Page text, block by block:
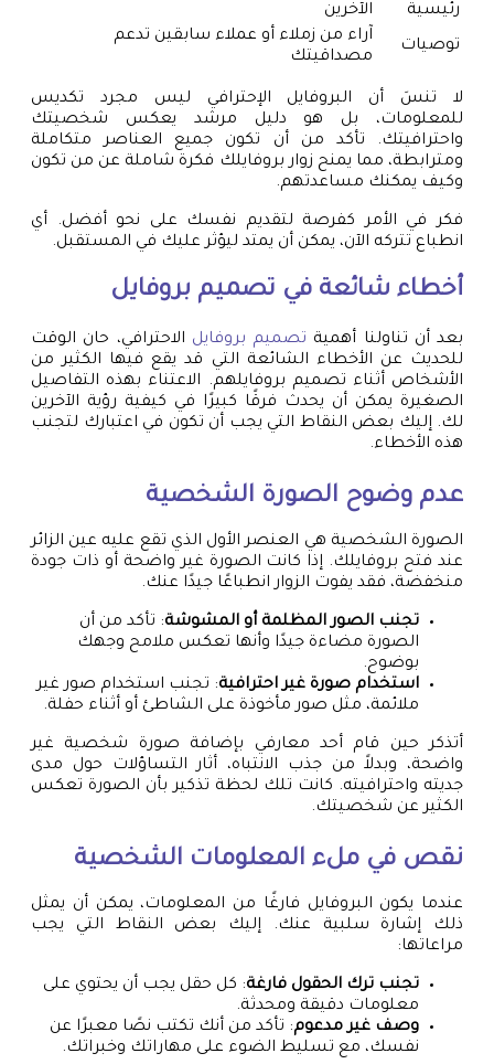
رئيسية
الآخرين
توصيات
آراء من زملاء أو عملاء سابقين تدعم
مصداقيتك
لا تنسَ أن البروفايل الإحترافي ليس مجرد تكديس
للمعلومات، بل هو دليل مرشد يعكس شخصيتك
واحترافيتك. تأكد من أن تكون جميع العناصر متكاملة
ومترابطة، مما يمنح زوار بروفايلك فكرة شاملة عن من تكون
وكيف يمكنك مساعدتهم.
فكر في الأمر كفرصة لتقديم نفسك على نحو أفضل. أي
انطباع تتركه الآن، يمكن أن يمتد ليؤثر عليك في المستقبل.
أخطاء شائعة في تصميم بروفايل
بعد أن تناولنا أهمية تصميم بروفايل الاحترافي، حان الوقت
للحديث عن الأخطاء الشائعة التي قد يقع فيها الكثير من
الأشخاص أثناء تصميم بروفايلهم. الاعتناء بهذه التفاصيل
الصغيرة يمكن أن يحدث فرقًا كبيرًا في كيفية رؤية الآخرين
لك. إليك بعض النقاط التي يجب أن تكون في اعتبارك لتجنب
هذه الأخطاء.
عدم وضوح الصورة الشخصية
الصورة الشخصية هي العنصر الأول الذي تقع عليه عين الزائر
عند فتح بروفايلك. إذا كانت الصورة غير واضحة أو ذات جودة
منخفضة، فقد يفوت الزوار انطباعًا جيدًا عنك.
تجنب الصور المظلمة أو المشوشة: تأكد من أن
الصورة مضاءة جيدًا وأنها تعكس ملامح وجهك
بوضوح.
استخدام صورة غير احترافية: تجنب استخدام صور غير
ملائمة، مثل صور مأخوذة على الشاطئ أو أثناء حفلة.
أتذكر حين قام أحد معارفي بإضافة صورة شخصية غير
واضحة، وبدلاً من جذب الانتباه، أثار التساؤلات حول مدى
جديته واحترافيته. كانت تلك لحظة تذكير بأن الصورة تعكس
الكثير عن شخصيتك.
نقص في ملء المعلومات الشخصية
عندما يكون البروفايل فارغًا من المعلومات، يمكن أن يمثل
ذلك إشارة سلبية عنك. إليك بعض النقاط التي يجب
مراعاتها:
تجنب ترك الحقول فارغة: كل حقل يجب أن يحتوي على
معلومات دقيقة ومحدثة.
وصف غير مدعوم: تأكد من أنك تكتب نصًا معبرًا عن
نفسك، مع تسليط الضوء على مهاراتك وخبراتك.